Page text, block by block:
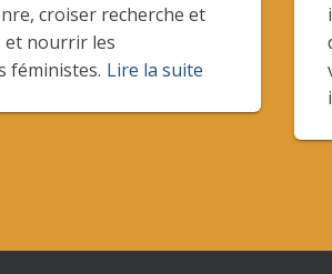
croiser recherche et
et nourrir les
féministes. Lire la suite